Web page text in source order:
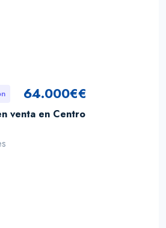
64.000€€
venta en Centro